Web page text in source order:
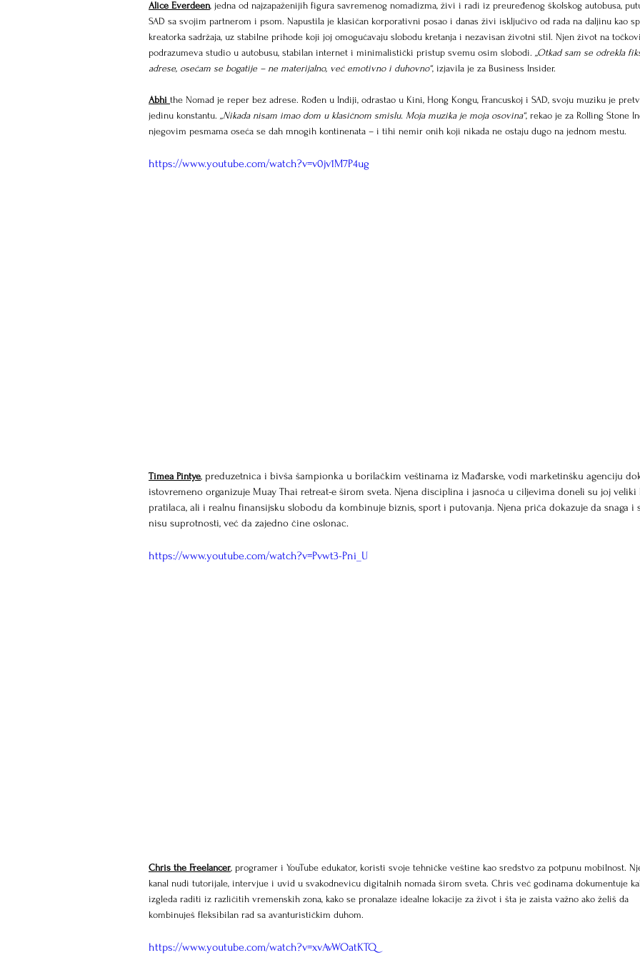
Alice Everdeen, jedna od najzapaženijih figura savremenog nomadizma, živi i radi iz preuređenog školskog autobusa,
SAD sa svojim partnerom i psom. Napustila je klasičan korporativni posao i danas živi isključivo od rada na daljinu kao
kreatorka sadržaja, uz stabilne prihode koji joj omogućavaju slobodu kretanja i nezavisan životni stil. Njen život na
podrazumeva studio u autobusu, stabilan internet i minimalistički pristup svemu osim slobodi. „Otkad sam se odrekla
adrese, osećam se bogatije – ne materijalno, već emotivno i duhovno“, izjavila je za Business Insider.
Abhi the Nomad je reper bez adrese. Rođen u Indiji, odrastao u Kini, Hong Kongu, Francuskoj i SAD, svoju muziku je
jedinu konstantu. „Nikada nisam imao dom u klasičnom smislu. Moja muzika je moja osovina“, rekao je za Rolling Stone
njegovim pesmama oseća se dah mnogih kontinenata – i tihi nemir onih koji nikada ne ostaju dugo na jednom mestu.
https://www.youtube.com/watch?v=v0jv1M7P4ug
Timea Pintye, preduzetnica i bivša šampionka u borilačkim veštinama iz Mađarske, vodi marketinšku agenciju
istovremeno organizuje Muay Thai retreat-e širom sveta. Njena disciplina i jasnoća u ciljevima doneli su joj veliki
pratilaca, ali i realnu finansijsku slobodu da kombinuje biznis, sport i putovanja. Njena priča dokazuje da snaga i
nisu suprotnosti, već da zajedno čine oslonac.
https://www.youtube.com/watch?v=Pvwt3-Pni_U
Chris the Freelancer, programer i YouTube edukator, koristi svoje tehničke veštine kao sredstvo za potpunu mobilnost.
kanal nudi tutorijale, intervjue i uvid u svakodnevicu digitalnih nomada širom sveta. Chris već godinama dokumentuje
izgleda raditi iz različitih vremenskih zona, kako se pronalaze idealne lokacije za život i šta je zaista važno ako želiš da
kombinuješ fleksibilan rad sa avanturističkim duhom.
https://www.youtube.com/watch?v=xvAvWOatKTQ